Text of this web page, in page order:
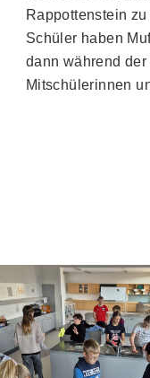
Rappottenstein
Schüler haben
dann während der
Mitschülerinnen